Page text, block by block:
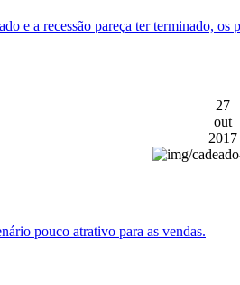
e a recessão pareça ter terminado,
27
out
2017
pouco atrativo para as vendas.